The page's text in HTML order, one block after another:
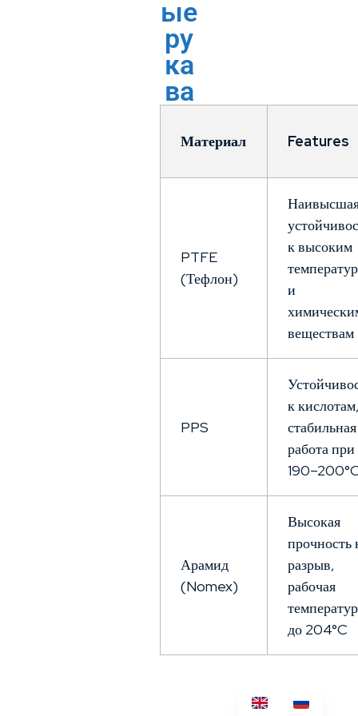
ые
ру
ка
ва
Материал Features
PTFE
(Тефлон)
к высоким
и
веществам
PPS
к
стабильная
работа при
Арамид
(Nomex)
Высокая
прочность
разрыв,
рабочая
до 204°C